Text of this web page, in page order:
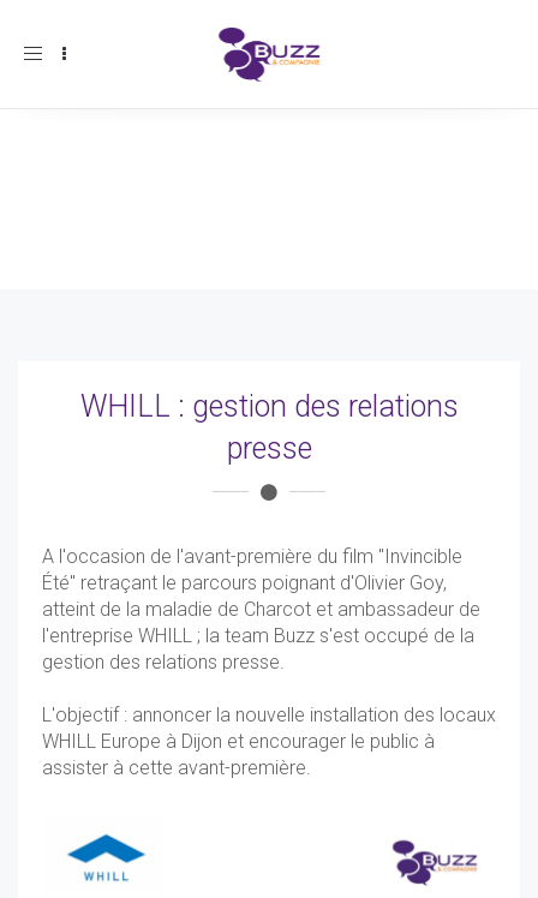
Toggle
WHILL : gestion des relations
presse
A l'occasion de l'avant-première du film "Invincible
Été" retraçant le parcours poignant d'Olivier Goy,
atteint de la maladie de Charcot et ambassadeur de
l'entreprise WHILL ; la team Buzz s'est occupé de la
gestion des relations presse.
L'objectif : annoncer la nouvelle installation des locaux
WHILL Europe à Dijon et encourager le public à
assister à cette avant-première.